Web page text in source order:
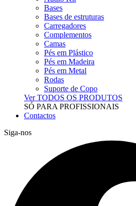
Bases
Bases de estruturas
Carregadores
Complementos
Camas
Pés em Plástico
Pés em Madeira
Pés em Metal
Rodas
Suporte de Copo
Ver TODOS OS PRODUTOS
SÓ PARA PROFISSIONAIS
Contactos
Siga-nos